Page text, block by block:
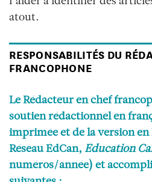
atout.
RESPONSABILITÉS DU
FRANCOPHONE
Le Rédacteur en chef
soutien rédactionnel en
imprimée et de la version
Réseau ÉdCan, Éducation
numéros/année) et